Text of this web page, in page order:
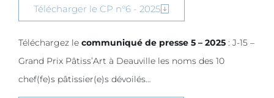
Télécharger le CP n°6 - 2025
Téléchargez le communiqué de presse 5 – 2025 : J-15 –
Grand Prix Pâtiss’Art à Deauville les noms des 10
chef(fe)s pâtissier(e)s dévoilés…